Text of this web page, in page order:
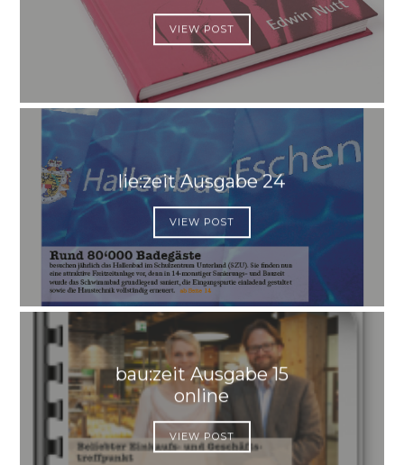
VIEW POST
lie:zeit Ausgabe 24
VIEW POST
bau:zeit Ausgabe 15
online
VIEW POST